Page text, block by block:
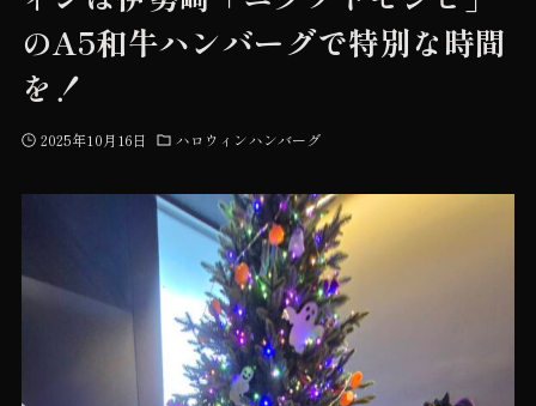
初めての方へ
のA5和牛ハンバーグで特別な時間
を！
2025年10月16日 ハロウィンハンバーグ